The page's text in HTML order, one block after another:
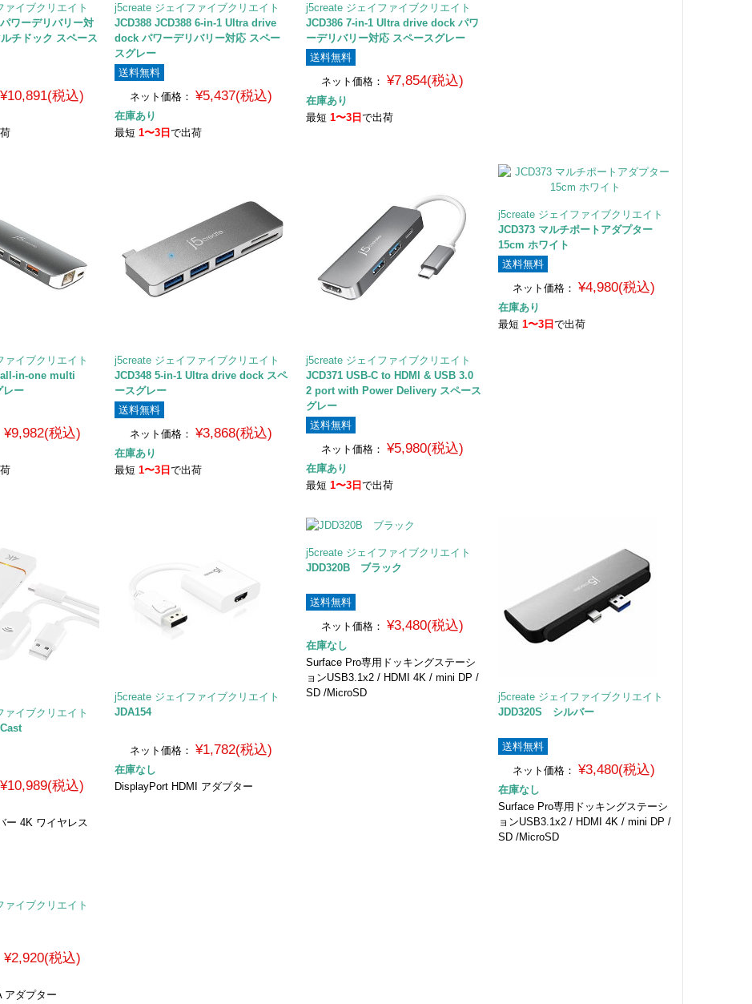
イブクリエイト
ワーデリバリー対
チドック スペース
¥10,891(税込)
j5create ジェイファイブクリエイト
JCD388 JCD388 6-in-1 Ultra drive
dock パワーデリバリー対応 スペー
スグレー
送料無料
ネット価格： ¥5,437(税込)
在庫あり
最短1〜3日で出荷
j5create ジェイファイブクリエイト
JCD386 7-in-1 Ultra drive dock パワ
ーデリバリー対応 スペースグレー
送料無料
ネット価格：
¥7,854(税込)
在庫あり
最短1〜3日で出荷
イブクリエイト
all-in-one multi
レー
¥9,982(税込)
j5create ジェイファイブクリエイト
JCD348 5-in-1 Ultra drive dock スペ
ースグレー
送料無料
ネット価格： ¥3,868(税込)
在庫あり
最短1〜3日で出荷
j5create ジェイファイブクリエイト
JCD371 USB-C to HDMI & USB 3.0
2 port with Power Delivery スペース
グレー
送料無料
ネット価格：
¥5,980(税込)
在庫あり
最短1〜3日で出荷
j5create ジェイファイブクリエイト
JCD373 マルチポートアダプター
15cm ホワイト
送料無料
ネット価格：
¥4,980(税込)
在庫あり
最短 1〜3日 で出荷
イブクリエイト
¥10,989(税込)
ー 4K ワイヤレス
j5create ジェイファイブクリエイト
JDA154
ネット価格： ¥1,782(税込)
在庫なし
DisplayPort HDMI アダプター
j5create ジェイファイブクリエイト
JDD320B ブラック
送料無料
ネット価格：
¥3,480(税込)
在庫なし
Surface Pro専用ドッキングステーシ
ョンUSB3.1x2 / HDMI 4K / mini DP /
SD /MicroSD
j5create ジェイファイブクリエイト
JDD320S シルバー
送料無料
ネット価格：
¥3,480(税込)
在庫なし
Surface Pro専用ドッキングステーシ
ョンUSB3.1x2 / HDMI 4K / mini DP /
SD /MicroSD
イブクリエイト
¥2,920(税込)
アダプター